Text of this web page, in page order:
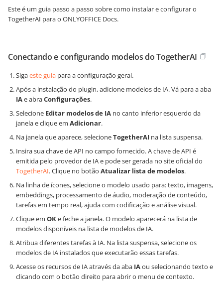
Este é um guia passo a passo sobre como instalar e configurar o
TogetherAI para o ONLYOFFICE Docs.
Conectando e configurando modelos do TogetherAI
Sigaeste guia para a configuração geral.
Após a instalação do plugin, adicione modelos de IA. Vá para a aba
IAe abraConfigurações.
Selecione Editar modelos de IA no canto inferior esquerdo da
janela e clique em Adicionar.
Na janela que aparece, selecioneTogetherAI na lista suspensa.
Insira sua chave de API no campo fornecido. A chave de API é
emitida pelo provedor de IA e pode ser gerada no site oficial do
TogetherAI. Clique no botão Atualizar lista de modelos.
Na linha de ícones, selecione o modelo usado para: texto, imagens,
embeddings, processamento de áudio, moderação de conteúdo,
tarefas em tempo real, ajuda com codificação e análise visual.
Clique em OKe feche a janela. O modelo aparecerá na lista de
modelos disponíveis na lista de modelos de IA.
Atribua diferentes tarefas à IA. Na lista suspensa, selecione os
modelos de IA instalados que executarão essas tarefas.
Acesse os recursos de IA através da aba IAou selecionando texto e
clicando com o botão direito para abrir o menu de contexto.